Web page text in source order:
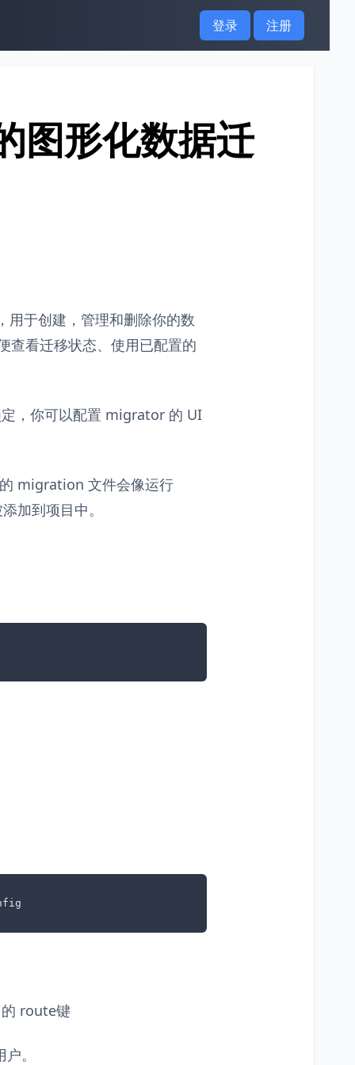
登录 注册
形化数据迁
于创建，管理和删除你的数
查看迁移状态、使用已配置的
，你可以配置 migrator 的 UI
migration 文件会像运行
加到项目中。
route键
。